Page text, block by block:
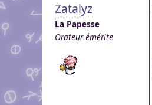
Zatalyz
La Papesse
Orateur émérite